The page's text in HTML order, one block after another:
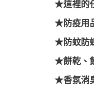
★這裡的
★防疫用
★防蚊防
★餅乾、
★香氛消